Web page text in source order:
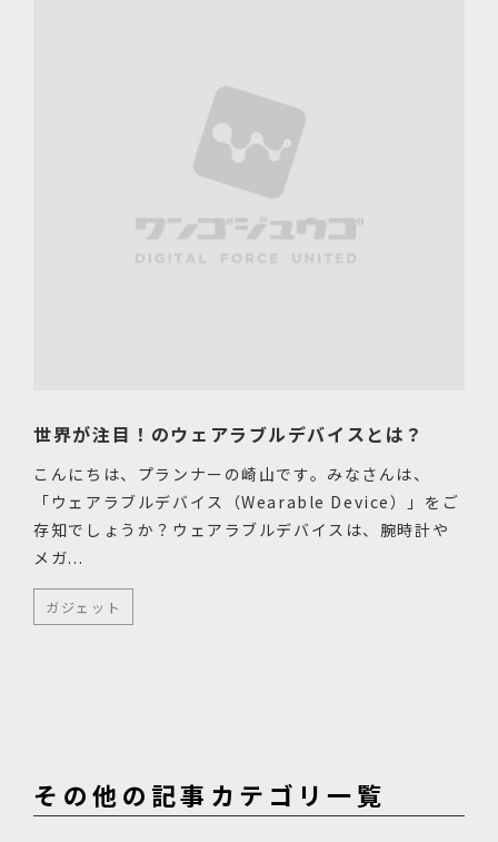
世界が注目！のウェアラブルデバイスとは？
こんにちは、プランナーの崎山です。みなさんは、
「ウェアラブルデバイス（Wearable Device）」をご
存知でしょうか？ウェアラブルデバイスは、腕時計や
メガ...
ガジェット
その他の記事カテゴリ一覧